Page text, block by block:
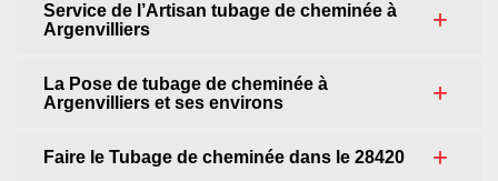
Service de l’Artisan tubage de cheminée à
Argenvilliers
La Pose de tubage de cheminée à
Argenvilliers et ses environs
Faire le Tubage de cheminée dans le 28420